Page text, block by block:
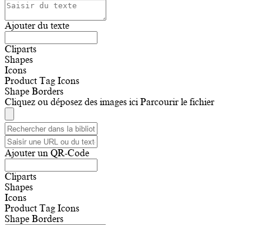
Ajouter du texte
Cliparts
Shapes
Icons
Product Tag Icons
Shape Borders
Cliquez ou déposez des images ici Parcourir le fichier
Ajouter un QR-Code
Cliparts
Shapes
Icons
Product Tag Icons
Shape Borders